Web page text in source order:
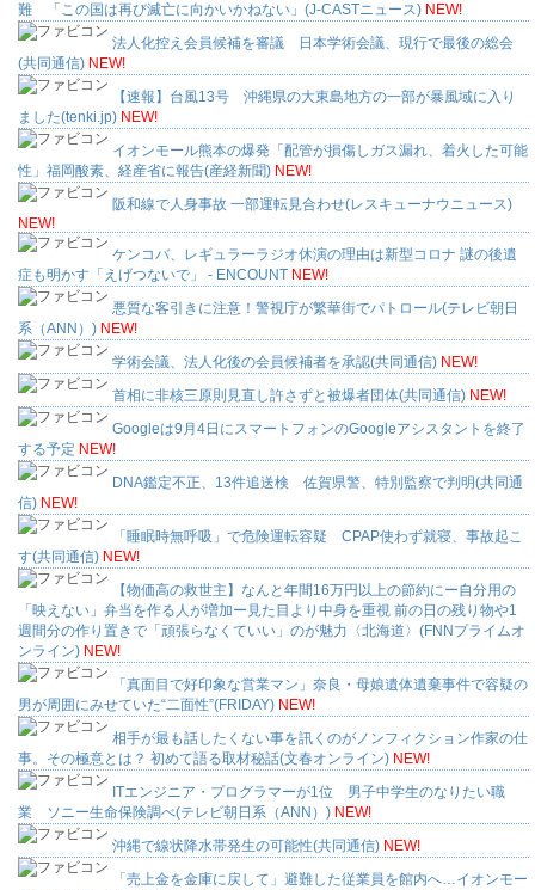
難 「この国は再び滅亡に向かいかねない」(J-CASTニュース) NEW!
法人化控え会員候補を審議 日本学術会議、現行で最後の総会
(共同通信) NEW!
【速報】台風13号 沖縄県の大東島地方の一部が暴風域に入り
ました(tenki.jp) NEW!
イオンモール熊本の爆発「配管が損傷しガス漏れ、着火した可能
性」福岡酸素、経産省に報告(産経新聞) NEW!
阪和線で人身事故 一部運転見合わせ(レスキューナウニュース)
NEW!
ケンコバ、レギュラーラジオ休演の理由は新型コロナ 謎の後遺
症も明かす「えげつないで」 - ENCOUNT NEW!
悪質な客引きに注意！警視庁が繁華街でパトロール(テレビ朝日
系（ANN）) NEW!
学術会議、法人化後の会員候補者を承認(共同通信) NEW!
首相に非核三原則見直し許さずと被爆者団体(共同通信) NEW!
Googleは9月4日にスマートフォンのGoogleアシスタントを終了
する予定 NEW!
DNA鑑定不正、13件追送検 佐賀県警、特別監察で判明(共同通
信) NEW!
「睡眠時無呼吸」で危険運転容疑 CPAP使わず就寝、事故起こ
す(共同通信) NEW!
【物価高の救世主】なんと年間16万円以上の節約にー自分用の
「映えない」弁当を作る人が増加ー見た目より中身を重視 前の日の残り物や1
週間分の作り置きで「頑張らなくていい」のが魅力〈北海道〉(FNNプライムオ
ンライン) NEW!
「真面目で好印象な営業マン」奈良・母娘遺体遺棄事件で容疑の
男が周囲にみせていた“二面性”(FRIDAY) NEW!
相手が最も話したくない事を訊くのがノンフィクション作家の仕
事。その極意とは？ 初めて語る取材秘話(文春オンライン) NEW!
ITエンジニア・プログラマーが1位 男子中学生のなりたい職
業 ソニー生命保険調べ(テレビ朝日系（ANN）) NEW!
沖縄で線状降水帯発生の可能性(共同通信) NEW!
「売上金を金庫に戻して」避難した従業員を館内へ…イオンモー